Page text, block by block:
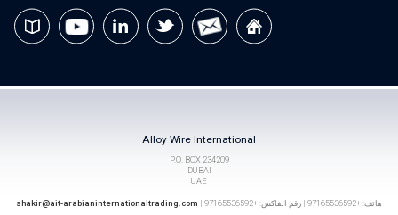
Alloy Wire International
P.O. BOX 234209
DUBAI
UAE
هاتف: +97165536592 | رقم الفاكس: +97165536592 | shakir@ait-arabianinternationaltrading.com